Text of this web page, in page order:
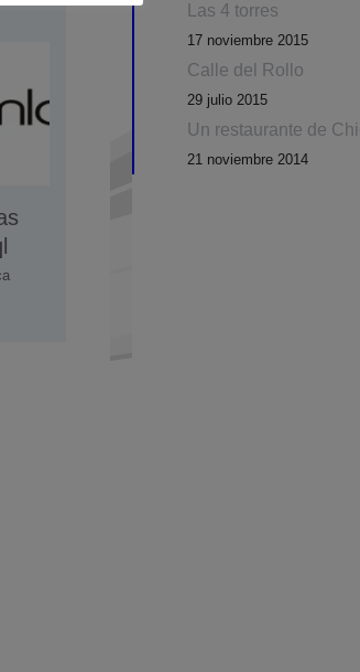
Las 4 torres
17 noviembre 2015
Calle del Rollo
29 julio 2015
Un restaurante de
21 noviembre 2014